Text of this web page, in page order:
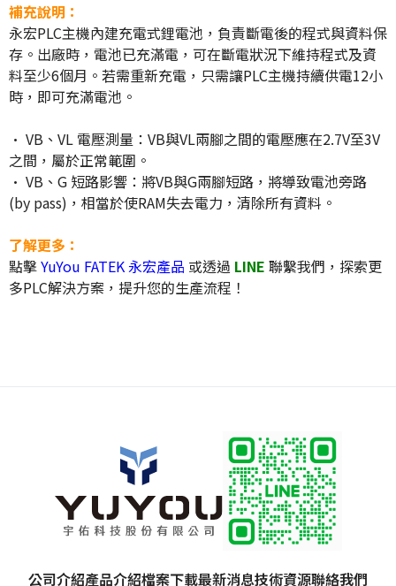
補充說明：
永宏PLC主機內建充電式鋰電池，負責斷電後的程式與資料保
存。出廠時，電池已充滿電，可在斷電狀況下維持程式及資
料至少6個月。若需重新充電，只需讓PLC主機持續供電12小
時，即可充滿電池。
• VB、VL 電壓測量：VB與VL兩腳之間的電壓應在2.7V至3V
之間，屬於正常範圍。
• VB、G 短路影響：將VB與G兩腳短路，將導致電池旁路
(by pass)，相當於使RAM失去電力，清除所有資料。
了解更多：
點擊YuYou FATEK 永宏產品 或透過 LINE 聯繫我們，探索更
多PLC解決方案，提升您的生產流程！
公司介紹產品介紹檔案下載最新消息技術資源聯絡我們